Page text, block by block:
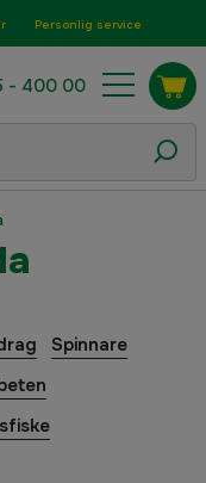
Personlig service
- 400 00
Spinnare